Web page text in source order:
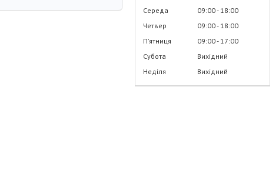
Середа
09:00 18:00
Четвер
09:00 18:00
Пʼятниця
09:00 17:00
Субота
Вихідний
Неділя
Вихідний